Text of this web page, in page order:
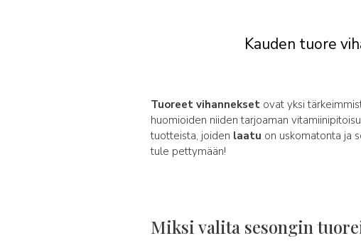
Kauden tuore
Tuoreet vihannekset ovat yksi
huomioiden niiden tarjoaman
tuotteista, joiden laatu on uskomatonta ja
tule pettymään!
Miksi valita sesongin